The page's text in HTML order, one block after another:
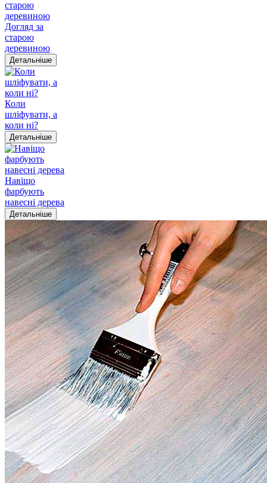
Догляд за
старою
деревиною
Детальніше
Коли
шліфувати, а
коли ні?
Детальніше
Навіщо
фарбують
навесні дерева
Детальніше